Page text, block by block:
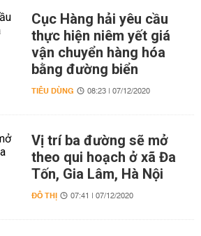
Cục Hàng hải yêu cầu
thực hiện niêm yết giá
vận chuyển hàng hóa
bằng đường biển
TIÊU DÙNG 08:23 | 07/12/2020
Vị trí ba đường sẽ mở
theo qui hoạch ở xã Đa
Tốn, Gia Lâm, Hà Nội
ĐÔ THỊ 07:41 | 07/12/2020